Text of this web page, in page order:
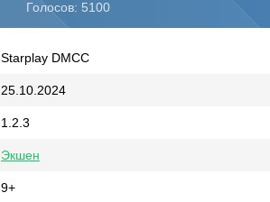
Голосов: 5100
Starplay DMCC
25.10.2024
1.2.3
Экшен
9+